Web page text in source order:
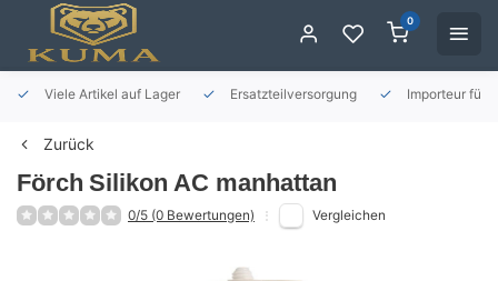
0
Viele Artikel auf Lager Ersatzteilversorgung Importeur für
Zurück
Förch Silikon AC manhattan
0/5 (0 Bewertungen) Vergleichen